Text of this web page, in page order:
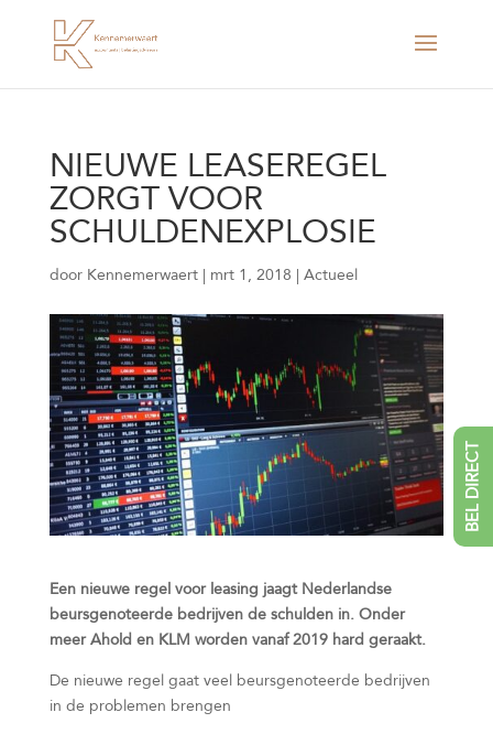
NIEUWE LEASEREGEL
ZORGT VOOR
SCHULDENEXPLOSIE
door Kennemerwaert| mrt 1, 2018 | Actueel
Een nieuwe regel voor leasing jaagt Nederlandse
beursgenoteerde bedrijven de schulden in. Onder
meer Ahold en KLM worden vanaf 2019 hard geraakt.
De nieuwe regel gaat veel beursgenoteerde bedrijven
in de problemen brengen
BEL DIRECT